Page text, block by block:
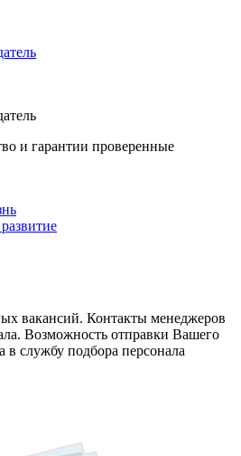
и гарантии проверенные
вакансий. Контакты менеджеров
Возможность отправки Вашего
в службу подбора персонала